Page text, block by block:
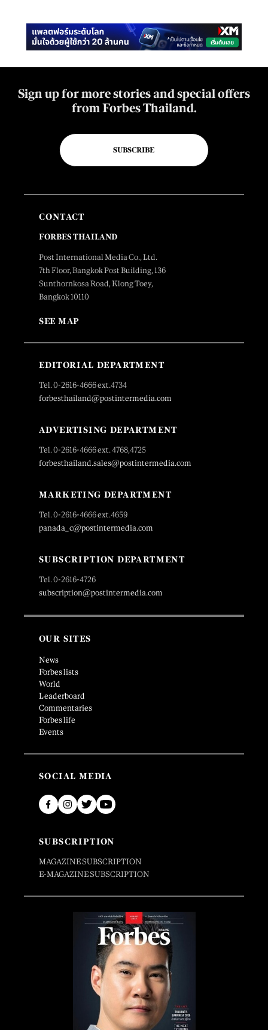
Sign up for more stories and special offers
from Forbes Thailand.
SUBSCRIBE
CONTACT
FORBES THAILAND
Post International Media Co., Ltd.
7th Floor, Bangkok Post Building, 136
Sunthornkosa Road, Klong Toey,
Bangkok 10110
SEE MAP
EDITORIAL DEPARTMENT
Tel. 0-2616-4666 ext.4734
forbesthailand@postintermedia.com
ADVERTISING DEPARTMENT
Tel. 0-2616-4666 ext. 4768,4725
forbesthailand.sales@postintermedia.com
MARKETING DEPARTMENT
Tel. 0-2616-4666 ext.4659
panada_c@postintermedia.com
SUBSCRIPTION DEPARTMENT
Tel. 0-2616-4726
subscription@postintermedia.com
OUR SITES
News
Forbes lists
World
Leaderboard
Commentaries
Forbes life
Events
SOCIAL MEDIA
SUBSCRIPTION
MAGAZINE SUBSCRIPTION
E-MAGAZINE SUBSCRIPTION